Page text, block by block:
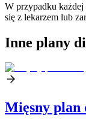
W przypadku każdej
się z lekarzem lub
Inne plany
Mięsny plan